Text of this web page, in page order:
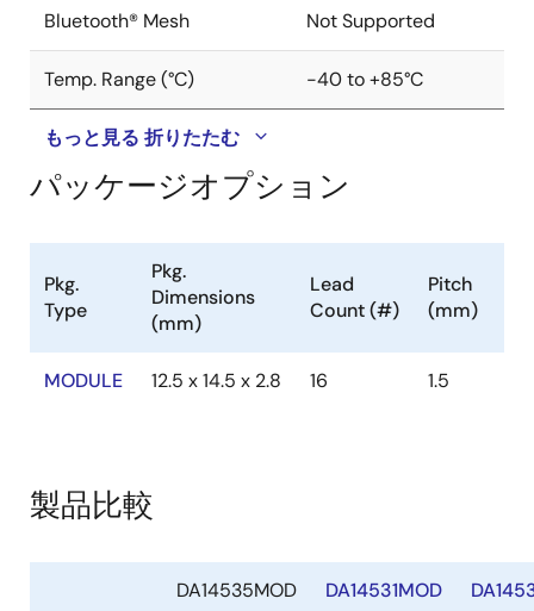
Bluetooth® Mesh Not Supported
Temp. Range (°C) -40 to +85°C
もっと見る 折りたたむ
パッケージオプション
Pkg.
Type
Pkg.
Dimensions
(mm)
Lead
Count (#)
Pitch
(mm)
MODULE 12.5 x 14.5 x 2.8 16 1.5
製品比較
DA14535MOD DA14531MOD